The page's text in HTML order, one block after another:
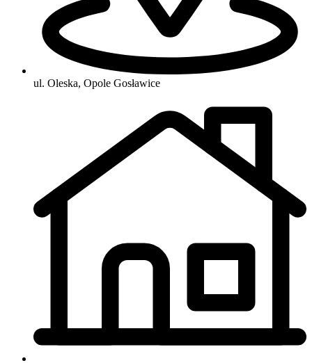
ul. Oleska, Opole Gosławice